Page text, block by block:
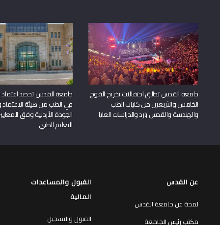
جامعة القدس تطلق احتفالات تخريج الفوج
الخامس والأربعين من كليات الطب
والهندسة والقدس بارد والدراسات العليا
جامعة القدس تحصد اعتماد
في الطب من هيئة
الجودة الأردنية وفق
للتعليم الطبي
عن القدس
لمحة عن جامعة القدس
مكتب رئيس الجامعة
القبول والمساعدات
المالية
القبول والتسجيل